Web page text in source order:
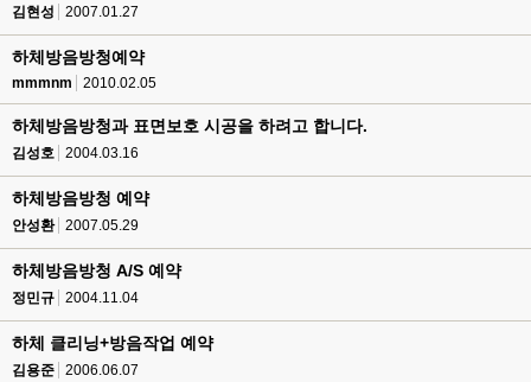
김현성 2007.01.27
하체방음방청예약
mmmnm 2010.02.05
하체방음방청과 표면보호 시공을 하려고 합니다.
김성호 2004.03.16
하체방음방청 예약
안성환 2007.05.29
하체방음방청 A/S 예약
정민규 2004.11.04
하체 클리닝+방음작업 예약
김용준 2006.06.07